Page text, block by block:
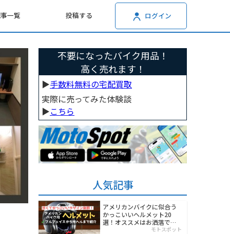
一覧 投稿する ログイン
不要になったバイク用品！
高く売れます！
▶︎手数料無料の宅配買取
実際に売ってみた体験談
▶︎こちら
人気記事
アメリカンバイクに似合う
かっこいいヘルメット20
選！オススメはお洒落でワ
モトスポット